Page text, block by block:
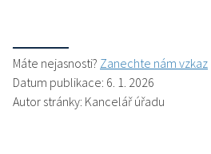
Máte nejasnosti? Zanechte nám vzkaz
Datum publikace: 6. 1. 2026
Autor stránky: Kancelář úřadu